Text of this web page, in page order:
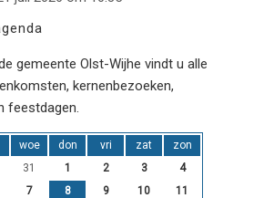
gemeente Olst-Wijhe vindt u alle
kernenbezoeken,
feestdagen.
woe don vri zat
zon
31 1 2 3
4
7 8 9 10
11